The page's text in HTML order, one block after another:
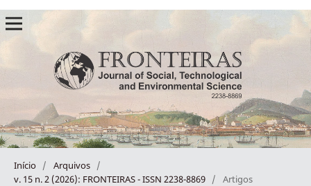
Início / Arquivos /
v. 15 n. 2 (2026): FRONTEIRAS - ISSN 2238-8869 / Artigos